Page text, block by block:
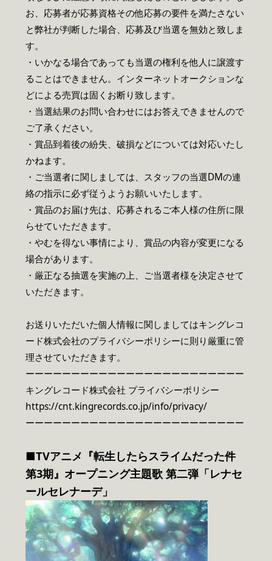
お、応募者が応募資格その他応募の要件を満たさない
と弊社が判断した場合、応募及び当選を無効と致しま
す。
・いかなる場合であっても当選の権利を他人に譲渡す
ることはできません。インターネットオークションな
どによる売買は固くお断り致します。
・当選結果のお問い合わせにはお答えできませんので
ご了承ください。
・賞品到着後の紛失、破損などについては対応いたし
かねます。
・ご当選者に関しましては、スタッフの当選DMの連
絡の指示に必ず従うようお願いいたします。
・賞品のお届け先は、応募されるご本人様の住所に限
らせていただきます。
・やむを得ない事情により、賞品の内容が変更になる
場合があります。
・厳正なる抽選を実施の上、ご当選者様を決定させて
いただきます。
お送りいただいた個人情報に関しましてはキングレコ
ード株式会社のプライバシーポリシーに則り厳重に管
理させていただきます。
ーーーーーーーーーーーーーーーーーーーーーーーー
キングレコード株式会社 プライバシーポリシー
https://cnt.kingrecords.co.jp/info/privacy/
ーーーーーーーーーーーーーーーーーーーーーーーー
■TVアニメ『転生したらスライムだった件
第3期』オープニング主題歌 第二弾「レナセ
ールセレナーデ」